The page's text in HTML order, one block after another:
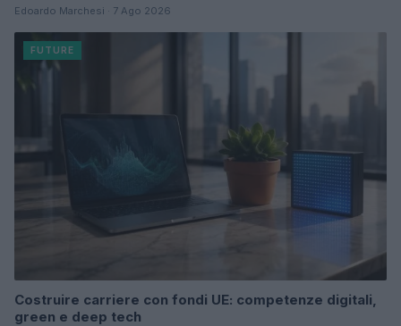
Edoardo Marchesi · 7 Ago 2026
FUTURE
Costruire carriere con fondi UE: competenze digitali,
green e deep tech